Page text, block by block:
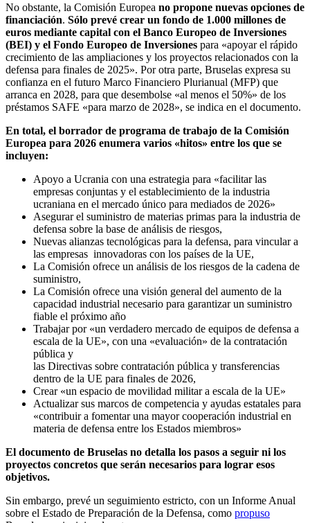
No obstante, la Comisión Europea no propone nuevas opciones de
financiación. Sólo prevé crear un fondo de 1.000 millones de
euros mediante capital con el Banco Europeo de Inversiones
(BEI) y el Fondo Europeo de Inversiones para «apoyar el rápido
crecimiento de las ampliaciones y los proyectos relacionados con la
defensa para finales de 2025». Por otra parte, Bruselas expresa su
confianza en el futuro Marco Financiero Plurianual (MFP) que
arranca en 2028, para que desembolse «al menos el 50%» de los
préstamos SAFE «para marzo de 2028», se indica en el documento.
En total, el borrador de programa de trabajo de la Comisión
Europea para 2026 enumera varios «hitos» entre los que se
incluyen:
Apoyo a Ucrania con una estrategia para «facilitar las
empresas conjuntas y el establecimiento de la industria
ucraniana en el mercado único para mediados de 2026»
Asegurar el suministro de materias primas para la industria de
defensa sobre la base de análisis de riesgos,
Nuevas alianzas tecnológicas para la defensa, para vincular a
las empresas innovadoras con los países de la UE,
La Comisión ofrece un análisis de los riesgos de la cadena de
suministro,
La Comisión ofrece una visión general del aumento de la
capacidad industrial necesario para garantizar un suministro
fiable el próximo año
Trabajar por «un verdadero mercado de equipos de defensa a
escala de la UE», con una «evaluación» de la contratación
pública y
las Directivas sobre contratación pública y transferencias
dentro de la UE para finales de 2026,
Crear «un espacio de movilidad militar a escala de la UE»
Actualizar sus marcos de competencia y ayudas estatales para
«contribuir a fomentar una mayor cooperación industrial en
materia de defensa entre los Estados miembros»
El documento de Bruselas no detalla los pasos a seguir ni los
proyectos concretos que serán necesarios para lograr esos
objetivos.
Sin embargo, prevé un seguimiento estricto, con un Informe Anual
sobre el Estado de Preparación de la Defensa, como propuso